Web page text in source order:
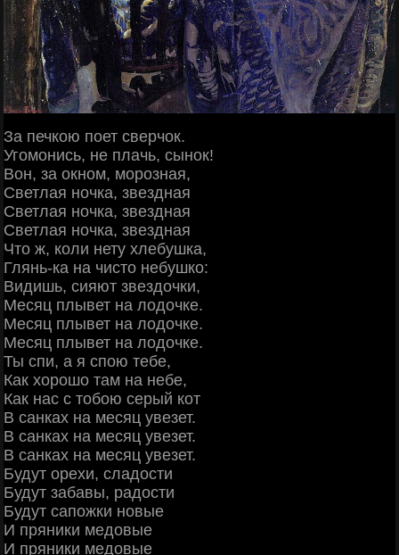
За печкою поет сверчок.
Угомонись, не плачь, сынок!
Вон, за окном, морозная,
Светлая ночка, звездная
Светлая ночка, звездная
Светлая ночка, звездная
Что ж, коли нету хлебушка,
Глянь-ка на чисто небушко:
Видишь, сияют звездочки,
Месяц плывет на лодочке.
Месяц плывет на лодочке.
Месяц плывет на лодочке.
Ты спи, а я спою тебе,
Как хорошо там на небе,
Как нас с тобою серый кот
В санках на месяц увезет.
В санках на месяц увезет.
В санках на месяц увезет.
Будут орехи, сладости
Будут забавы, радости
Будут сапожки новые
И пряники медовые
И пряники медовые